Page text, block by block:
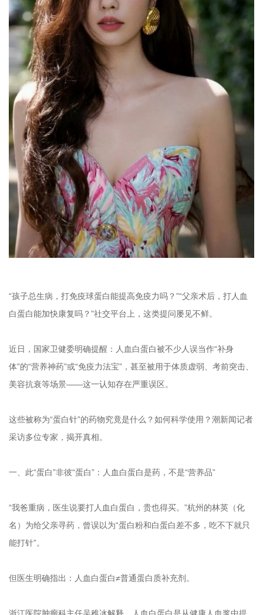
“孩子总生病，打免疫球蛋白能提高免疫力吗？”“父亲术后，打人血
白蛋白能加快康复吗？”社交平台上，这类提问屡见不鲜。
近日，国家卫健委明确提醒：人血白蛋白被不少人误当作“补身
体”的“营养神药”或“免疫力法宝”，甚至被用于体质虚弱、考前突击、
美容抗衰等场景——这一认知存在严重误区。
这些被称为“蛋白针”的药物究竟是什么？如何科学使用？潮新闻记者
采访多位专家，揭开真相。
一、此“蛋白”非彼“蛋白”：人血白蛋白是药，不是“营养品”
“我爸重病，医生说要打人血白蛋白，贵也得买。”杭州的林英（化
名）为给父亲寻药，曾误以为“蛋白粉和白蛋白差不多，吃不下就只
能打针”。
但医生明确指出：人血白蛋白≠普通蛋白质补充剂。